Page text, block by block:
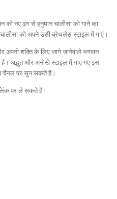
नए ढंग से हनुमान चालीसा को गाने का
को अपने उसी ब्रेथलेस स्टाइल में गाएं।
शक्ति के लिए जाने जानेवाले भगवान
अद्भुत और अनोखे स्टाइल में गाए गए इस
चैनल पर सुन सकते हैं।
पर ले सकते हैं।